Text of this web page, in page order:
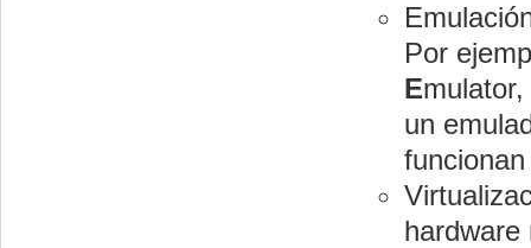
Por
Emulator,
un
hardware